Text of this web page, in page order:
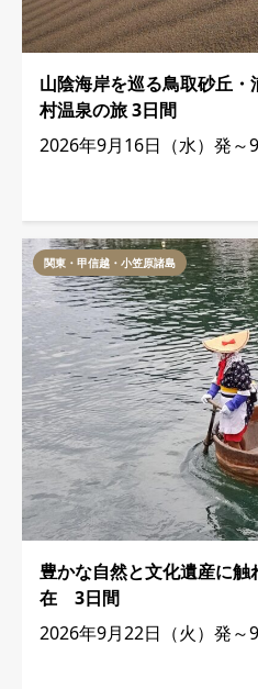
山陰海岸を巡る鳥取砂丘
村温泉の旅 3日間
2026年9月16日（水）発～
関東・甲信越・小笠原諸島
豊かな自然と文化遺産に
在 3日間
2026年9月22日（火）発～